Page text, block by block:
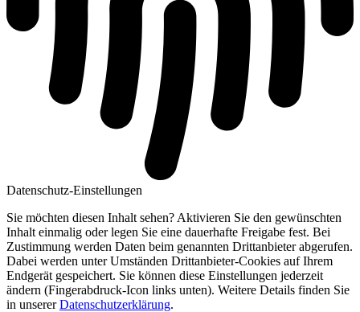
Datenschutz-Einstellungen
Sie möchten diesen Inhalt sehen? Aktivieren Sie den gewünschten
Inhalt einmalig oder legen Sie eine dauerhafte Freigabe fest. Bei
Zustimmung werden Daten beim genannten Drittanbieter abgerufen.
Dabei werden unter Umständen Drittanbieter-Cookies auf Ihrem
Endgerät gespeichert. Sie können diese Einstellungen jederzeit
ändern (Fingerabdruck-Icon links unten). Weitere Details finden Sie
in unsererDatenschutzerklärung.